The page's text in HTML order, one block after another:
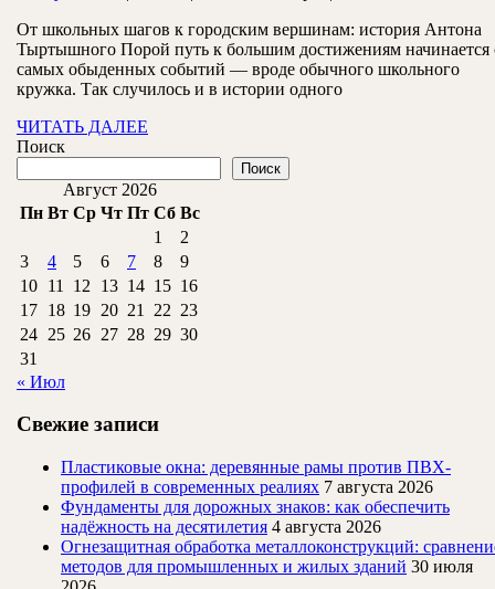
в
руководители
городского
2025
От школьных шагов к городским вершинам: история Антона
Тыртышного Порой путь к большим достижениям начинается
самых обыденных событий — вроде обычного школьного
кружка. Так случилось и в истории одного
ЧИТАТЬ ДАЛЕЕ
Поиск
Поиск
Август 2026
Пн Вт Ср Чт Пт Сб Вс
1
2
3
4 5 6 7 8
9
10 11 12 13 14 15 16
17 18 19 20 21 22 23
24 25 26 27 28 29 30
31
« Июл
Свежие записи
Пластиковые окна: деревянные рамы против ПВХ-
профилей в современных реалиях 7 августа 2026
Фундаменты для дорожных знаков: как обеспечить
надёжность на десятилетия 4 августа 2026
Огнезащитная обработка металлоконструкций:
методов для промышленных и жилых зданий 30 июля